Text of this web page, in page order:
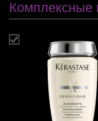
Комплексные